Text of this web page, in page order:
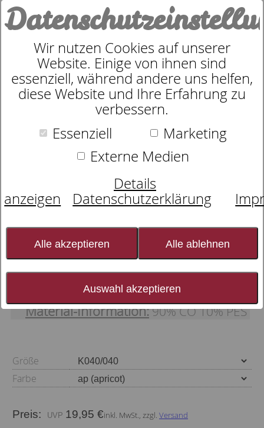
0
HOGARD Serviette - apricot -
40/40
Herringbone , schmal gesäumt (meliert)
Material-Information:90% CO 10% PES
Größe
Farbe
Preis: 19,95 €inkl. MwSt., zzgl. Versand
Wir nutzen Cookies auf unserer
Website. Einige von ihnen sind
essenziell, während andere uns helfen,
diese Website und Ihre Erfahrung zu
verbessern.
Essenziell
Marketing
Externe Medien
Details
anzeigen
Datenschutzerklärung
Alle akzeptieren Alle ablehnen
Auswahl akzeptieren